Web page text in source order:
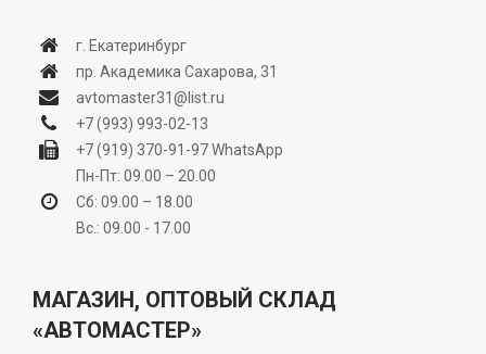
г. Екатеринбург
пр. Академика Сахарова, 31
avtomaster31@list.ru
+7 (993) 993-02-13
+7 (919) 370-91-97WhatsApp
Пн-Пт: 09.00 – 20.00
Сб: 09.00 – 18.00
Вс.: 09.00 - 17.00
МАГАЗИН, ОПТОВЫЙ СКЛАД
«АВТОМАСТЕР»